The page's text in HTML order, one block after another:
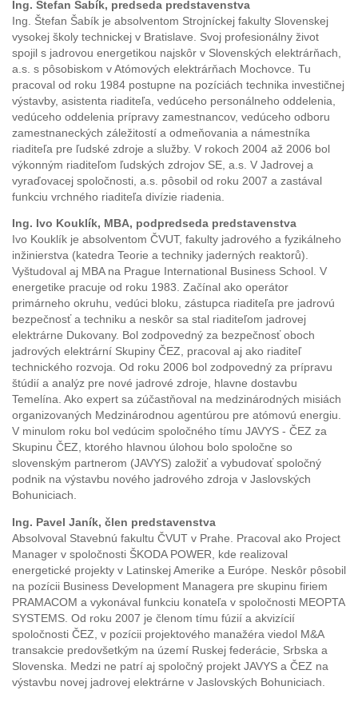
Ing. Štefan Šabík, predseda predstavenstva
Ing. Štefan Šabík je absolventom Strojníckej fakulty Slovenskej
vysokej školy technickej v Bratislave. Svoj profesionálny život
spojil s jadrovou energetikou najskôr v Slovenských elektrárňach,
a.s. s pôsobiskom v Atómových elektrárňach Mochovce. Tu
pracoval od roku 1984 postupne na pozíciách technika investičnej
výstavby, asistenta riaditeľa, vedúceho personálneho oddelenia,
vedúceho oddelenia prípravy zamestnancov, vedúceho odboru
zamestnaneckých záležitostí a odmeňovania a námestníka
riaditeľa pre ľudské zdroje a služby. V rokoch 2004 až 2006 bol
výkonným riaditeľom ľudských zdrojov SE, a.s. V Jadrovej a
vyraďovacej spoločnosti, a.s. pôsobil od roku 2007 a zastával
funkciu vrchného riaditeľa divízie riadenia.
Ing. Ivo Kouklík, MBA, podpredseda predstavenstva
Ivo Kouklík je absolventom ČVUT, fakulty jadrového a fyzikálneho
inžinierstva (katedra Teorie a techniky jaderných reaktorů).
Vyštudoval aj MBA na Prague International Business School. V
energetike pracuje od roku 1983. Začínal ako operátor
primárneho okruhu, vedúci bloku, zástupca riaditeľa pre jadrovú
bezpečnosť a techniku a neskôr sa stal riaditeľom jadrovej
elektrárne Dukovany. Bol zodpovedný za bezpečnosť oboch
jadrových elektrární Skupiny ČEZ, pracoval aj ako riaditeľ
technického rozvoja. Od roku 2006 bol zodpovedný za prípravu
štúdií a analýz pre nové jadrové zdroje, hlavne dostavbu
Temelína. Ako expert sa zúčastňoval na medzinárodných misiách
organizovaných Medzinárodnou agentúrou pre atómovú energiu.
V minulom roku bol vedúcim spoločného tímu JAVYS - ČEZ za
Skupinu ČEZ, ktorého hlavnou úlohou bolo spoločne so
slovenským partnerom (JAVYS) založiť a vybudovať spoločný
podnik na výstavbu nového jadrového zdroja v Jaslovských
Bohuniciach.
Ing. Pavel Janík, člen predstavenstva
Absolvoval Stavebnú fakultu ČVUT v Prahe. Pracoval ako Project
Manager v spoločnosti ŠKODA POWER, kde realizoval
energetické projekty v Latinskej Amerike a Európe. Neskôr pôsobil
na pozícii Business Development Managera pre skupinu firiem
PRAMACOM a vykonával funkciu konateľa v spoločnosti MEOPTA
SYSTEMS. Od roku 2007 je členom tímu fúzií a akvizícií
spoločnosti ČEZ, v pozícii projektového manažéra viedol M&A
transakcie predovšetkým na území Ruskej federácie, Srbska a
Slovenska. Medzi ne patrí aj spoločný projekt JAVYS a ČEZ na
výstavbu novej jadrovej elektrárne v Jaslovských Bohuniciach.